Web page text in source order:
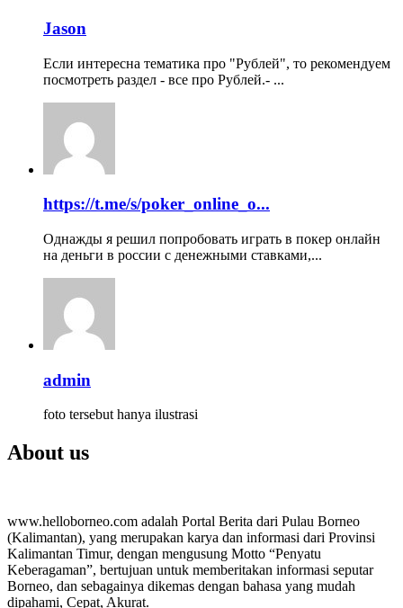
Jason
Если интересна тематика про "Рублей", то рекомендуем
посмотреть раздел - все про Рублей.- ...
https://t.me/s/poker_online_o...
Однажды я решил попробовать играть в покер онлайн
на деньги в россии с денежными ставками,...
admin
foto tersebut hanya ilustrasi
About us
www.helloborneo.com adalah Portal Berita dari Pulau Borneo
(Kalimantan), yang merupakan karya dan informasi dari Provinsi
Kalimantan Timur, dengan mengusung Motto “Penyatu
Keberagaman”, bertujuan untuk memberitakan informasi seputar
Borneo, dan sebagainya dikemas dengan bahasa yang mudah
dipahami, Cepat, Akurat.